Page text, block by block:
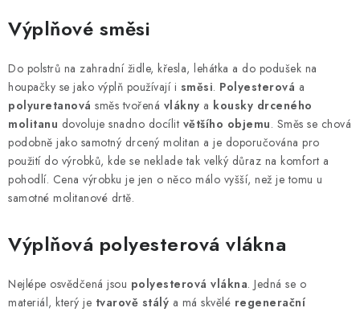
Kontakty Moje objednávka
Reklamace
Formulář odstoupení od smlouvy
Nákup na splátky ESSOX
Výplňové směsi
Do polstrů na zahradní židle, křesla, lehátka a do podušek na
houpačky se jako výplň používají i směsi. Polyesterová a
polyuretanová směs tvořená vlákny a kousky drceného
molitanu dovoluje snadno docílit většího objemu. Směs se chová
podobně jako samotný drcený molitan a je doporučována pro
použití do výrobků, kde se neklade tak velký důraz na komfort a
pohodlí. Cena výrobku je jen o něco málo vyšší, než je tomu u
samotné molitanové drtě.
Výplňová polyesterová vlákna
Nejlépe osvědčená jsou polyesterová vlákna. Jedná se o
materiál, který je tvarově stálý a má skvělé regenerační